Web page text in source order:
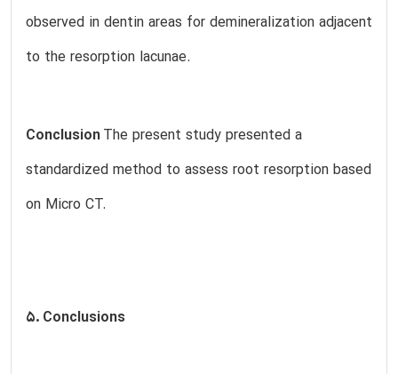
observed in dentin areas for demineralization adjacent
to the resorption lacunae.
ConclusionThe present study presented a
standardized method to assess root resorption based
on Micro CT.
5. Conclusions